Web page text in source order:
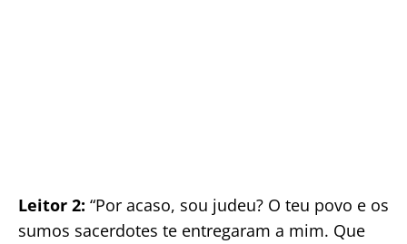
Leitor 2: “Por acaso, sou judeu? O teu povo e os
sumos sacerdotes te entregaram a mim. Que